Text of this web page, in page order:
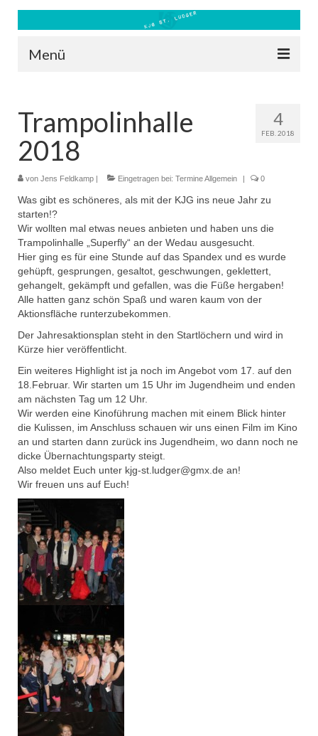
Menü
Kontakt
Bilder
Freizeit 2026
Datenschutz
Impressum
Downloads
4
FEB. 2018
Trampolinhalle
2018
von Jens Feldkamp | Eingetragen bei: Termine Allgemein | 0
Was gibt es schöneres, als mit der KJG ins neue Jahr zu
starten!?
Wir wollten mal etwas neues anbieten und haben uns die
Trampolinhalle „Superfly“ an der Wedau ausgesucht.
Hier ging es für eine Stunde auf das Spandex und es wurde
gehüpft, gesprungen, gesaltot, geschwungen, geklettert,
gehangelt, gekämpft und gefallen, was die Füße hergaben!
Alle hatten ganz schön Spaß und waren kaum von der
Aktionsfläche runterzubekommen.
Der Jahresaktionsplan steht in den Startlöchern und wird in
Kürze hier veröffentlicht.
Ein weiteres Highlight ist ja noch im Angebot vom 17. auf den
18.Februar. Wir starten um 15 Uhr im Jugendheim und enden
am nächsten Tag um 12 Uhr.
Wir werden eine Kinoführung machen mit einem Blick hinter
die Kulissen, im Anschluss schauen wir uns einen Film im Kino
an und starten dann zurück ins Jugendheim, wo dann noch ne
dicke Übernachtungsparty steigt.
Also meldet Euch unter kjg-st.ludger@gmx.de an!
Wir freuen uns auf Euch!